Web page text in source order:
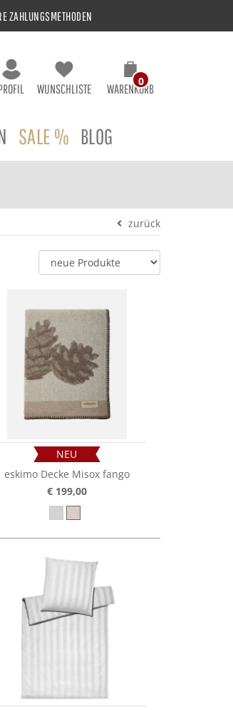
ZAHLUNGSMETHODEN
WUNSCHLISTE WARENKORB
0
SALE % BLOG
zurück
NEU
eskimo Decke Misox fango
€ 199,00